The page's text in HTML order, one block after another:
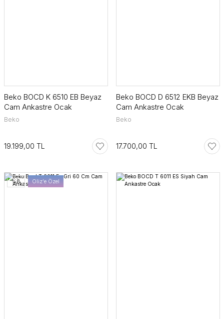
Beko BOCD K 6510 EB Beyaz
Cam Ankastre Ocak
Beko
19.199,00 TL
Beko BOCD D 6512 EKB Beyaz
Cam Ankastre Ocak
Beko
17.700,00 TL
%8 Oliz'e Özel